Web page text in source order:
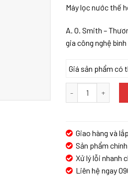
Máy lọc nước thế
A. O. Smith –
gia công nghệ
Giá sản phẩm có
Máy Lọc Nước A.
Giao hàng và
Sản phẩm
Xử lý lỗi nhanh
Liên hệ ngay